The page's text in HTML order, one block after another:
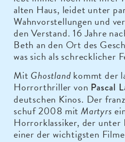
alten Haus, leidet unter
Wahnvorstellungen und
den Verstand. 16 Jahre
Beth an den Ort des
was sich als schrecklicher
Mit Ghostland kommt der
Horrorthriller von Pascal
deutschen Kinos. Der
schuf 2008 mitMartyrs
Horrorklassiker, der unter
einer der wichtigsten